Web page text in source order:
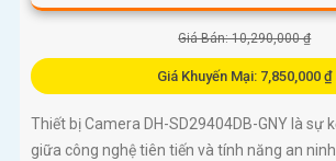
Giá Bán: 10,290,000 ₫
Giá Khuyến Mại: 7,850,000 ₫
Thiết bị Camera DH-SD29404DB-GNY là sự
giữa công nghệ tiên tiến và tính năng an